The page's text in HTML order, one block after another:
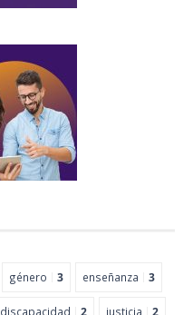
género 3 enseñanza 3
discapacidad 2 justicia 2